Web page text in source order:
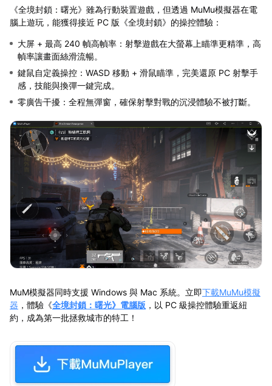
《全境封鎖：曙光》雖為行動裝置遊戲，但透過 MuMu模擬器在電
腦上遊玩，能獲得接近 PC 版《全境封鎖》的操控體驗：
大屏 + 最高 240 幀高幀率：射擊遊戲在大螢幕上瞄準更精準，高
幀率讓畫面絲滑流暢。
鍵鼠自定義操控：WASD 移動 + 滑鼠瞄準，完美還原 PC 射擊手
感，技能與換彈一鍵完成。
零廣告干擾：全程無彈窗，確保射擊對戰的沉浸體驗不被打斷。
MuM模擬器同時支援 Windows 與 Mac 系統。立即下載MuMu模擬
器 ，體驗《全境封鎖：曙光》電腦版 ，以 PC 級操控體驗重返紐
約，成為第一批拯救城市的特工！